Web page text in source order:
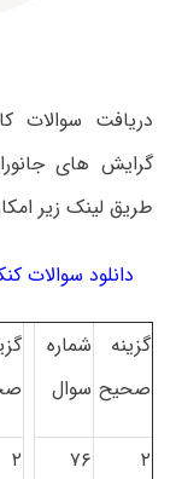
دریافت سوالات
گرایش های
طریق لینک زیر
دانلود سوالات کنکور
گزینه
صحیح
شماره
سوال
۲ ۷۶ ۲